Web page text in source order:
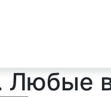
Любые